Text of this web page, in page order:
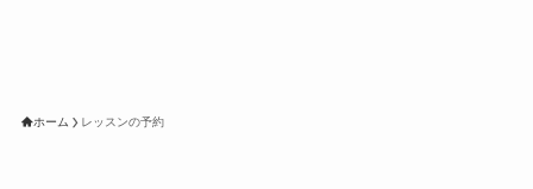
ホーム レッスンの予約